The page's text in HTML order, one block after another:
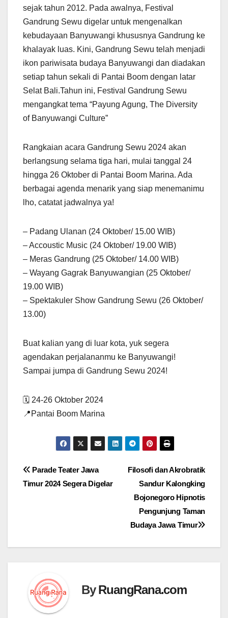
sejak tahun 2012. Pada awalnya, Festival
Gandrung Sewu digelar untuk mengenalkan
kebudayaan Banyuwangi khususnya Gandrung ke
khalayak luas. Kini, Gandrung Sewu telah menjadi
ikon pariwisata budaya Banyuwangi dan diadakan
setiap tahun sekali di Pantai Boom dengan latar
Selat Bali.Tahun ini, Festival Gandrung Sewu
mengangkat tema “Payung Agung, The Diversity
of Banyuwangi Culture”
Rangkaian acara Gandrung Sewu 2024 akan
berlangsung selama tiga hari, mulai tanggal 24
hingga 26 Oktober di Pantai Boom Marina. Ada
berbagai agenda menarik yang siap menemanimu
lho, catatat jadwalnya ya!
– Padang Ulanan (24 Oktober/ 15.00 WIB)
– Accoustic Music (24 Oktober/ 19.00 WIB)
– Meras Gandrung (25 Oktober/ 14.00 WIB)
– Wayang Gagrak Banyuwangian (25 Oktober/
19.00 WIB)
– Spektakuler Show Gandrung Sewu (26 Oktober/
13.00)
Buat kalian yang di luar kota, yuk segera
agendakan perjalananmu ke Banyuwangi!
Sampai jumpa di Gandrung Sewu 2024!
🗓 24-26 Oktober 2024
📍Pantai Boom Marina
Navigasi
Filosofi dan Akrobratik
Sandur Kalongking
Bojonegoro Hipnotis
Pengunjung Taman
Budaya Jawa Timur
Parade Teater Jawa
Timur 2024 Segera Digelar
ByRuangRana.com